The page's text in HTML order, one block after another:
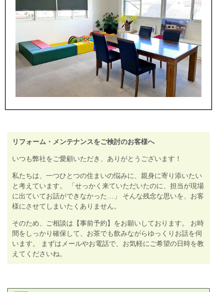
リフォーム・メンテナンスをご検討のお客様へ
いつも弊社をご愛顧いただき、ありがとうございます！
私たちは、一つひとつの住まいの悩みに、親身に寄り添いたい
と考えています。 「せっかく来ていただいたのに、担当が現場
に出ていてお話ができなかった…」 そんな残念な思いを、お客
様にさせてしまいたくありません。
そのため、ご相談は【事前予約】をお願いしております。 お時
間をしっかり確保して、お茶でも飲みながらゆっくりお話を伺
います。 まずはメールやお電話で、お気軽にご希望の日時を教
えてくださいね。